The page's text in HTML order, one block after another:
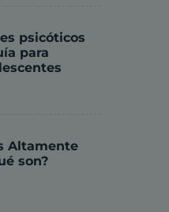
psicóticos
para
Altamente
son?